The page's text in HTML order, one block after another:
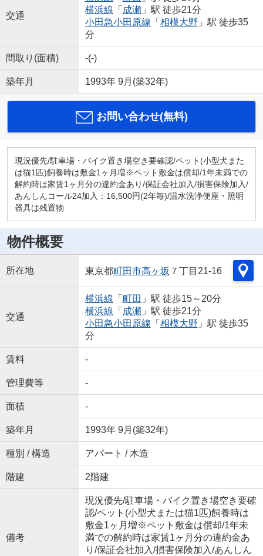
交通
横浜線 「 成瀬」駅 徒歩21分
小田急小田原線 「 相模大野 」駅 徒歩35
分
間取り(面積) -(-)
築年月 1993年 9月(築32年)
お問い合わせ(無料)
現況優先/駐車場・バイク置き場空き要確認/ペット(小型犬また
は猫1匹)飼養時は敷金1ヶ月増※ペット敷金は償却/1年未満での
解約時は家賃1ヶ月分の違約金あり/保証会社加入/損害保険加入/
あんしんコール24加入：16,500円(2年毎)/温水洗浄便座・照明
器具は残置物
物件概要
所在地 東京都町田市高ヶ坂 ７丁目21-16
交通
横浜線 「 町田 」駅 徒歩15～20分
横浜線 「 成瀬」駅 徒歩21分
小田急小田原線 「 相模大野 」駅 徒歩35
分
賃料 -
管理費等 -
面積 -
築年月 1993年 9月(築32年)
種別 / 構造 アパート / 木造
階建 2階建
備考
現況優先/駐車場・バイク置き場空き要確
認/ペット(小型犬または猫1匹)飼養時は
敷金1ヶ月増※ペット敷金は償却/1年未
満での解約時は家賃1ヶ月分の違約金あ
り/保証会社加入/損害保険加入/あんしん